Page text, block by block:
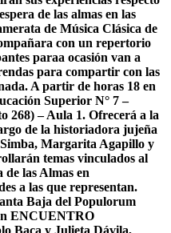
de las almas en las
de Música Clásica de
con un repertorio
paraa ocasión van a
para compartir con las
A partir de horas 18 en
Superior N° 7 –
268) – Aula 1. Ofrecerá a la
de la historiadora jujeña
Margarita Agapillo y
temas vinculados al
las Almas en
a las que representan.
Baja del Populorum
ENCUENTRO
Baca y Julieta Dávila,